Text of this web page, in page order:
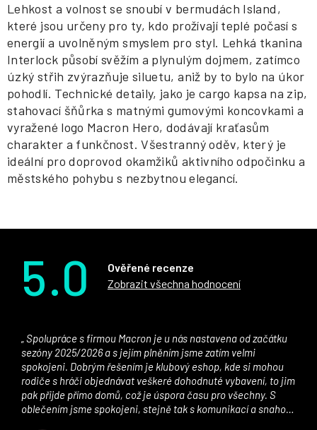
Lehkost a volnost se snoubí v bermudách Island,
které jsou určeny pro ty, kdo prožívají teplé počasí s
energií a uvolněným smyslem pro styl. Lehká tkanina
Interlock působí svěžím a plynulým dojmem, zatímco
úzký střih zvýrazňuje siluetu, aniž by to bylo na úkor
pohodlí. Technické detaily, jako je cargo kapsa na zip,
stahovací šňůrka s matnými gumovými koncovkami a
vyražené logo Macron Hero, dodávají kraťasům
charakter a funkčnost. Všestranný oděv, který je
ideální pro doprovod okamžiků aktivního odpočinku a
městského pohybu s nezbytnou elegancí.
5.0
Ověřené recenze
Zobrazit všechna hodnocení
sezóny 2025/2026 a s jejím plněním jsme zatím velmi
spokojeni. Dobrým řešením je klubový eshop, kde si mohou
rodiče s hráči objednávat veškeré dohodnuté vybavení, to jim
pak přijde přímo domů, což je úspora času pro všechny. S
oblečením jsme spokojeni, stejně tak s komunikací a snahou